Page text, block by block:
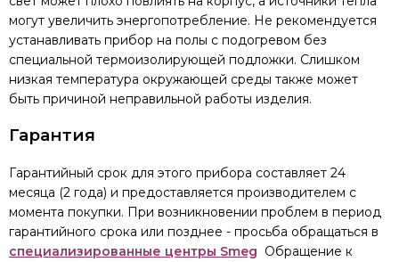
могут увеличить энергопотребление. Не рекомендуется
устанавливать прибор на полы с подогревом без
специальной термоизолирующей подложки. Слишком
низкая температура окружающей среды также может
быть причиной неправильной работы изделия.
Гарантия
Гарантийный срок для этого прибора составляет 24
месяца (2 года) и предоставляется производителем с
момента покупки. При возникновении проблем в период
гарантийного срока или позднее - просьба обращаться в
специализированные центры Smeg Обращение к